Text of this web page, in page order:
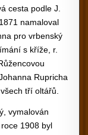
cesta podle J.
namaloval
pro vrbenský
s kříže, r.
Rupricha
tří oltářů.
vymalován
1908 byl